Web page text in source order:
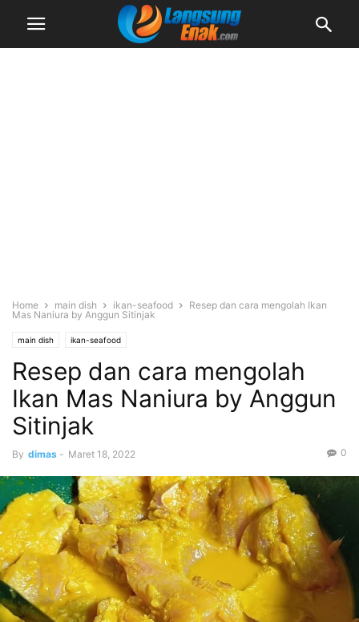
Home main dish ikan-seafood
Resep dan cara mengolah Ikan
Mas Naniura by Anggun Sitinjak
main dish ikan-seafood
Resep dan cara mengolah
Ikan Mas Naniura by Anggun
Sitinjak
By dimas - Maret 18, 2022 0